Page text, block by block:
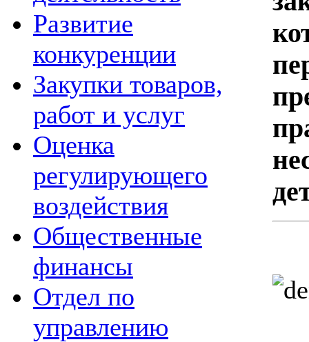
Развитие
конкуренции
Закупки товаров,
работ и услуг
Оценка
регулирующего
воздействия
Общественные
финансы
Отдел по
управлению